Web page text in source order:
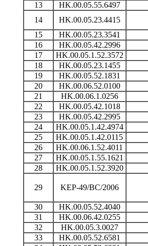
13
HK.00.05.55.6497
14
HK.00.05.23.4415
15
HK.00.05.23.3541
16
HK.00.05.42.2996
17
HK.00.05.1.52.3572
18
HK.00.05.23.1455
19
HK.00.05.52.1831
20
HK.00.06.52.0100
21
HK.00.06.1.0256
22
HK.00.05.42.1018
23
HK.00.05.42.2995
24
HK.00.05.1.42.4974
25
HK.00.05.1.42.0115
26
HK.00.06.1.52.4011
27
HK.00.05.1.55.1621
28
HK.00.05.1.52.3920
29 KEP-49/BC/2006
30 HK.00.05.52.4040
31
HK.00.06.42.0255
32
HK.00.05.3.0027
33
HK.00.05.52.6581